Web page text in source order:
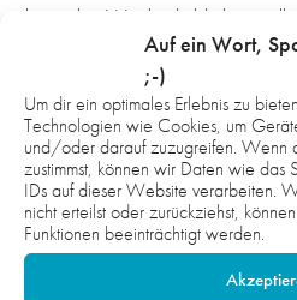
Auf ein Wort,
;-)
Um dir ein optimales Erlebnis zu
Technologien wie Cookies, um
und/oder darauf zuzugreifen. Wenn
zustimmst, können wir Daten wie das
IDs auf dieser Website verarbeiten.
nicht erteilst oder zurückziehst,
Funktionen beeinträchtigt werden.
den vielen Wechseln blieb vor
vorbildlich. Und wenn es dann
das Trainerteam in der Lage,
Stabilität in die eingespielte
So sicherte sich die C1 mit einem
Vizemeisterschaft der Badenliga
wiederholte den Vorjahreserfolg.
und glücklich beendende das
kleinen Kabinenfest.